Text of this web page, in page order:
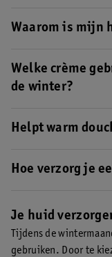
Waarom is mijn
zorgen dat je huid
Welke crème
de winter?
producten voor de
Helpt warm
kan een droge huid
Hoe verzorg je
met een crème of zalf
Je huid
Tijdens de
gebruiken. Door te